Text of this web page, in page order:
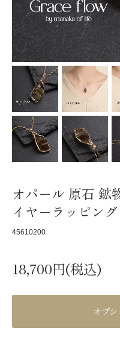
オパール 原石 鉱
イヤーラッピン
45610200
18,700円(税込)
オプ